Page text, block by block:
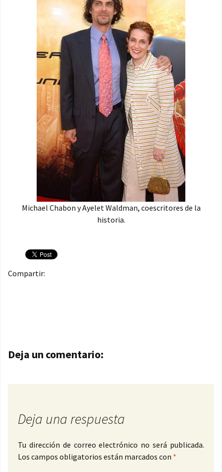
Michael Chabon y Ayelet Waldman, coescritores de la
historia.
Compartir:
Navegación de entradas
Deja un comentario:
Deja una respuesta
Tu dirección de correo electrónico no será publicada.
Los campos obligatorios están marcados con *